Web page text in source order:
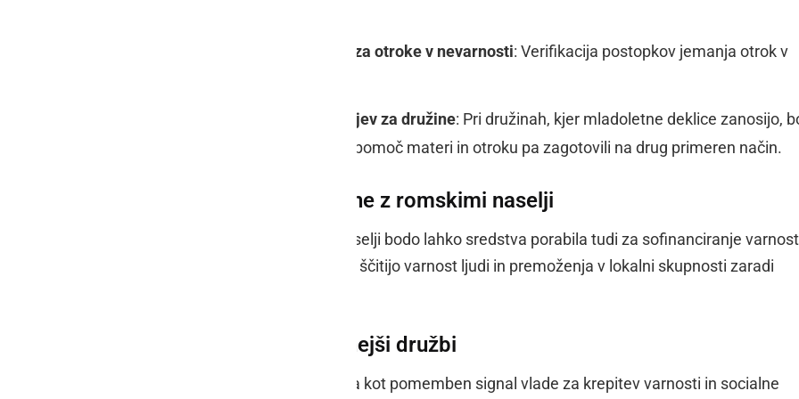
Ponovna preverba postopkov za otroke v nevarnosti: Verifikacija postopkov jemanja otrok v
Zmanjšanje socialnih transferjev za družine: Pri družinah, kjer mladoletne deklice zanosijo,
zmanjšali nekatere transferje, pomoč materi in otroku pa zagotovili na drug primeren način.
Posebna sredstva za občine z romskimi naselji
Občine z registriranimi romskimi naselji bodo lahko sredstva porabila tudi za sofinanciranje
ukrepov pod njihovo pristojnostjo, ki ščitijo varnost ljudi in premoženja v lokalni skupnosti zaradi
Korak k varnejši in pravičnejši družbi
Predstavitev ukrepov je bila sprejeta kot pomemben signal vlade za krepitev varnosti in socialne